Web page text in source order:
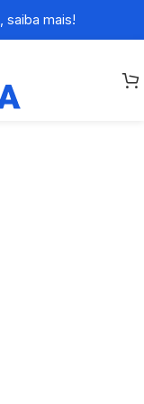
saiba mais!